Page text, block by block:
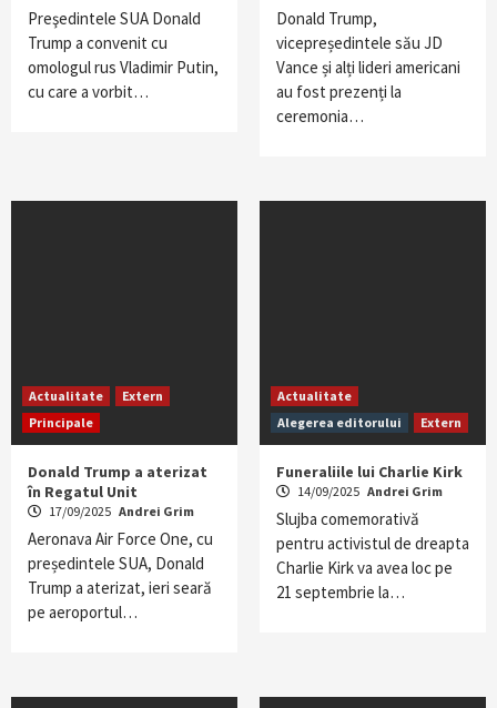
Preşedintele SUA Donald
Trump a convenit cu
omologul rus Vladimir Putin,
cu care a vorbit…
Donald Trump,
vicepreședintele său JD
Vance și alți lideri americani
au fost prezenți la
ceremonia…
Actualitate
Extern
Principale
Donald Trump a aterizat
în Regatul Unit
17/09/2025 Andrei Grim
Aeronava Air Force One, cu
președintele SUA, Donald
Trump a aterizat, ieri seară
pe aeroportul…
Actualitate
Alegerea editorului
Extern
Funeraliile lui Charlie Kirk
14/09/2025 Andrei Grim
Slujba comemorativă
pentru activistul de dreapta
Charlie Kirk va avea loc pe
21 septembrie la…